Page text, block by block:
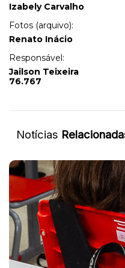
Izabely Carvalho
Fotos (arquivo):
Renato Inácio
Responsável:
Jailson Teixeira
76.767
Notícias